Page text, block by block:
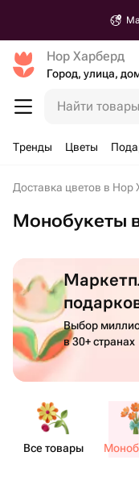
Нор Харберд
Город, улица,
Найти
Тренды Цветы
Доставка цветов в Нор
Монобукеты
Выбор
в 30+ странах
Все товары